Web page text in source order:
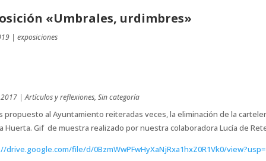
«Umbrales, urdimbres»
| exposiciones
|Artículos y reflexiones, Sin categoría
propuesto al Ayuntamiento reiteradas veces, la eliminación de la
Huerta. Gif de muestra realizado por nuestra colaboradora Lucía de
drive.google.com/file/d/0BzmWwPFwHyXaNjRxa1hxZ0R1Vk0/view?usp=